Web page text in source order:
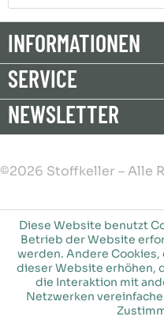
INFORMATIONEN
SERVICE
NEWSLETTER
©2026 Stoffkeller – Alle
Diese Website benutzt
Betrieb der Website
werden. Andere
dieser Website erhöhen,
die Interaktion mit
Netzwerken